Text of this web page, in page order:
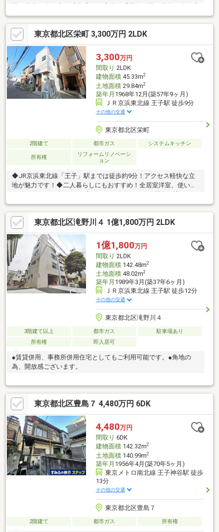
都電荒川線「栄町」駅 徒歩4分 ◇都電荒川線「梶原」駅 徒
歩4分 ◇都電荒川線「王子」駅 徒歩11分◆設備 ◇１坪タイ
プのユニットバス ◇浴室暖房乾燥機 ◇浴室・トイレ窓あり
◇食器洗浄乾燥機 ◇玄関スマートキー ◇約2.0帖のウォークイ
ンクローゼット ◇ルーフバルコニー約9.8㎡あり
東京都北区栄町 3,300万円 2LDK
3,300万円
間取り 2LDK
建物面積45.33m2
土地面積29.84m2
築年月 1968年12月(築57年9ヶ月)
ＪＲ京浜東北線 王子駅 徒歩9分
その他の交通
東京都北区栄町
2階建て 都市ガス システムキッチン
所有権
リフォームリノベーシ
ョン
◆JR京浜東北線「王子」駅までは徒歩約9分！アクセス軽快な立
地が魅力です！◆二人暮らしにもおすすめ！全居室洋室、使いや
ビング階段採用！ご家族の帰宅を温かく迎えることができます
ね！◆リフォーム実施で、気持ち良く新生活を始めることができ
ます！◆トイレは2箇所にあり、朝の混雑もストレスフリーな暮
らしを実現できます！◆「オーケー 王子堀船店」まで徒歩約4
分！日々のお買い物もしやすい環境です！◆季節の自然を身近で
感じることができる「滝野川公園」まで徒歩約5分！お散歩も楽し
める立地！
東京都北区滝野川４ 1億1,800万円 2LDK
1億1,800万円
間取り 2LDK
建物面積142.48m2
土地面積48.02m2
築年月 1989年3月(築37年6ヶ月)
ＪＲ京浜東北線 王子駅 徒歩12分
その他の交通
東京都北区滝野川４
3階建て以上 都市ガス
駐車場あり
所有権
即入居可
●賃貸併用、事務所併用住宅としてもご利用可能です。●角地の
為、開放感ございます。
東京都北区豊島７ 4,480万円 6DK
4,480万円
間取り 6DK
建物面積142.32m2
土地面積140.99m2
築年月 1956年4月(築70年5ヶ月)
東京メトロ南北線 王子神谷駅 徒歩
13分
その他の交通
東京都北区豊島７
2階建て 都市ガス 所有権